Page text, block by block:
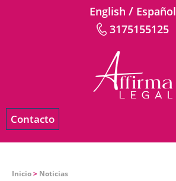
English / Español
3175155125
Contacto
Inicio> Noticias